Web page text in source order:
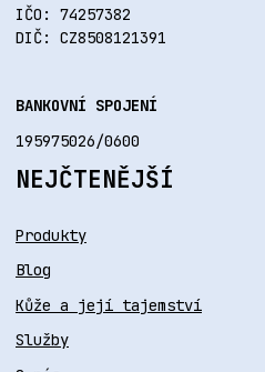
IČO: 74257382
DIČ: CZ8508121391
BANKOVNÍ SPOJENÍ
195975026/0600
NEJČTENĚJŠÍ
Produkty
Blog
Kůže a její tajemství
Služby